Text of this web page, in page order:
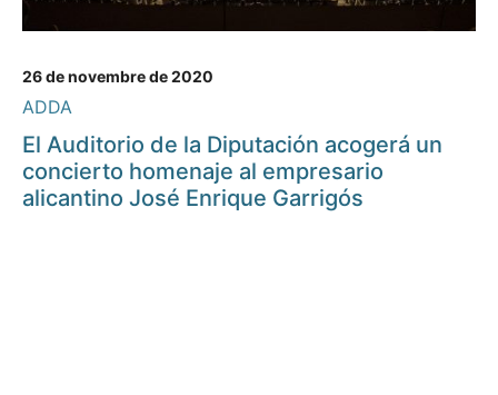
26 de novembre de 2020
ADDA
El Auditorio de la Diputación acogerá un
concierto homenaje al empresario
alicantino José Enrique Garrigós